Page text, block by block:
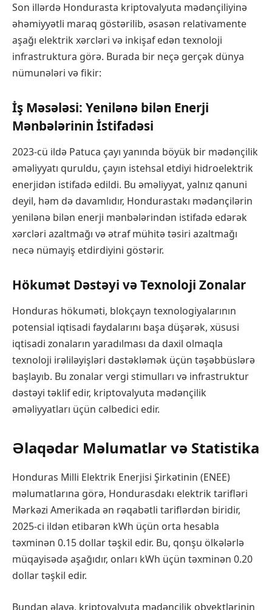
Son illərdə Hondurasta kriptovalyuta mədənçiliyinə
əhəmiyyətli maraq göstərilib, əsasən relativamente
aşağı elektrik xərcləri və inkişaf edən texnoloji
infrastruktura görə. Burada bir neçə gerçək dünya
nümunələri və fikir:
İş Məsələsi: Yenilənə bilən Enerji
Mənbələrinin İstifadəsi
2023-cü ildə Patuca çayı yanında böyük bir mədənçilik
əməliyyatı quruldu, çayın istehsal etdiyi hidroelektrik
enerjidən istifadə edildi. Bu əməliyyat, yalnız qanuni
deyil, həm də davamlıdır, Hondurastakı mədənçilərin
yenilənə bilən enerji mənbələrindən istifadə edərək
xərcləri azaltmağı və ətraf mühitə təsiri azaltmağı
necə nümayiş etdirdiyini göstərir.
Hökumət Dəstəyi və Texnoloji Zonalar
Honduras hökuməti, blokçayn texnologiyalarının
potensial iqtisadi faydalarını başa düşərək, xüsusi
iqtisadi zonaların yaradılması da daxil olmaqla
texnoloji irəliləyişləri dəstəkləmək üçün təşəbbüslərə
başlayıb. Bu zonalar vergi stimulları və infrastruktur
dəstəyi təklif edir, kriptovalyuta mədənçilik
əməliyyatları üçün cəlbedici edir.
Əlaqədar Məlumatlar və Statistika
Honduras Milli Elektrik Enerjisi Şirkətinin (ENEE)
məlumatlarına görə, Hondurasdakı elektrik tarifləri
Mərkəzi Amerikada ən rəqabətli tariflərdən biridir,
2025-ci ildən etibarən kWh üçün orta hesabla
təxminən 0.15 dollar təşkil edir. Bu, qonşu ölkələrlə
müqayisədə aşağıdır, onları kWh üçün təxminən 0.20
dollar təşkil edir.
Bundan əlavə, kriptovalyuta mədənçilik obyektlərinin